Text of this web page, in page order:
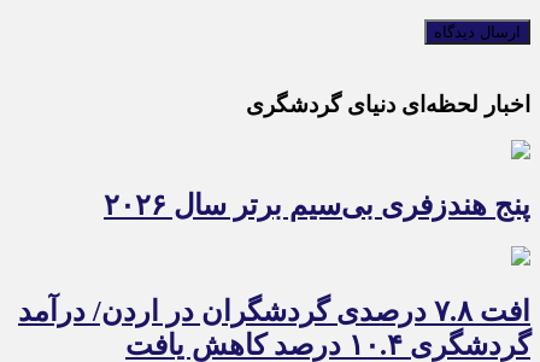
اخبار لحظه‌ای دنیای گردشگری
پنج هندزفری بی‌سیم برتر سال ۲۰۲۶
افت ۷.۸ درصدی گردشگران در اردن/ درآمد
گردشگری ۱۰.۴ درصد کاهش یافت